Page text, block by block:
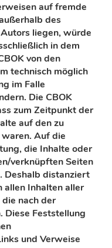
auf fremde
des
liegen, würde
in dem
von den
technisch möglich
im Falle
Die CBOK
zum Zeitpunkt der
auf den zu
Auf die
die Inhalte oder
verknüpften Seiten
Deshalb distanziert
allen Inhalten aller
nach der
Diese Feststellung
und Verweise